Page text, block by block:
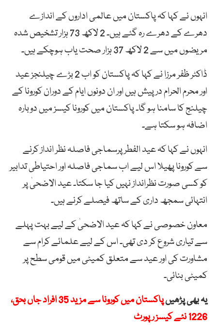
انہوں نے کہا کہ پاکستان میں عالمی اداروں کے اندازے
دھرے کے دھرے رہ گئے ہیں۔ 2 لاکھ 73 ہزار تشخیص شدہ
مریضوں میں سے 2 لاکھ 37 ہزار صحت یاب ہوچکے ہیں۔
ڈاکٹر ظفر مرزا نے کہا کہ پاکستان کو اب 2 بڑے چیلنجز عید
اور محرم الحرام درپیش ہیں اور ان دونوں ایام کے دوران کورونا کے
چیلنج کا سامنا ہو گا۔ پاکستان میں کورونا کیسز میں دوبارہ
اضافہ ہو سکتا ہے۔
انہوں نے کہا کہ عید الفطر پرسماجی فاصلہ نظر انداز کرنے
سے کورونا پھیلا اس لیے اب سماجی فاصلہ اور احتیاطی تدابیر
کو کسی صورت نظرانداز نہیں کیا جا سکتا۔ عید الاضحیٰ پر
انتہائی سمجھ داری کے ساتھ فیصلے کرنے ہیں۔
معاون خصوصی نے کہا کہ عید الاضحیٰ کے لیے بہت پہلے
سے تیاری شروع کر دی تھی۔ اس کے لیے علمائے کرام سے
مشاورت کی اور عید سے متعلق کمیٹی میں قومی سطح پر
کمیٹی بنائی۔
یہ بھی پڑھیں
پاکستان میں کورونا سے مزید 35 افراد جاں بحق،
1226 نئے کیسز رپورٹ